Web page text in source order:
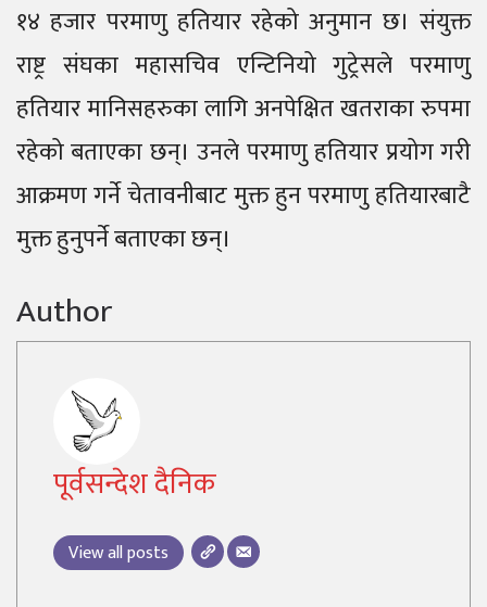
१४ हजार परमाणु हतियार रहेको अनुमान छ। संयुक्त
राष्ट्र संघका महासचिव एन्टिनियो गुट्रेसले परमाणु
हतियार मानिसहरुका लागि अनपेक्षित खतराका रुपमा
रहेको बताएका छन्। उनले परमाणु हतियार प्रयोग गरी
आक्रमण गर्ने चेतावनीबाट मुक्त हुन परमाणु हतियारबाटै
मुक्त हुनुपर्ने बताएका छन्।
Author
पूर्वसन्देश दैनिक
View all posts